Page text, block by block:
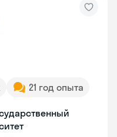
21 год опыта